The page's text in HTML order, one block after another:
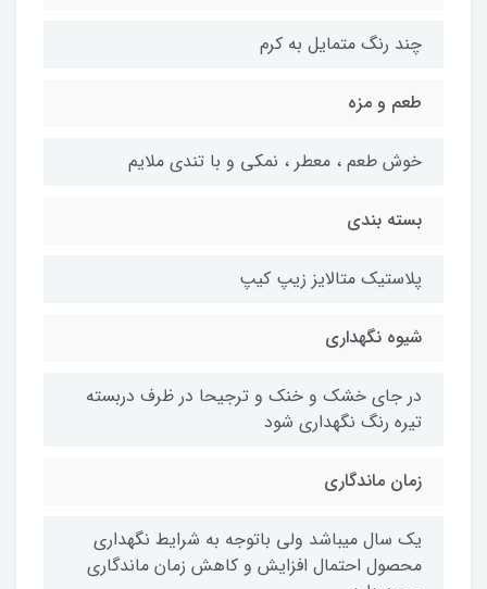
چند رنگ متمایل به کرم
طعم و مزه
خوش طعم ، معطر ، نمکی و با تندی ملایم
بسته بندی
پلاستیک متالایز زیپ کیپ
شیوه نگهداری
در جای خشک و خنک و ترجیحا در ظرف دربسته
تیره رنگ نگهداری شود
زمان ماندگاری
یک سال میباشد ولی باتوجه به شرایط نگهداری
محصول احتمال افزایش و کاهش زمان ماندگاری